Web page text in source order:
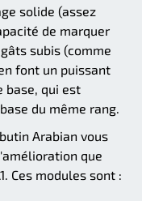
solide (assez
de marquer
subis (comme
font un puissant
base, qui est
du même rang.
Arabian vous
que
Ces modules sont :